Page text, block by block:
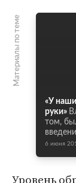
Материалы по теме
«У
руки»
том,
6 июня
Уровень